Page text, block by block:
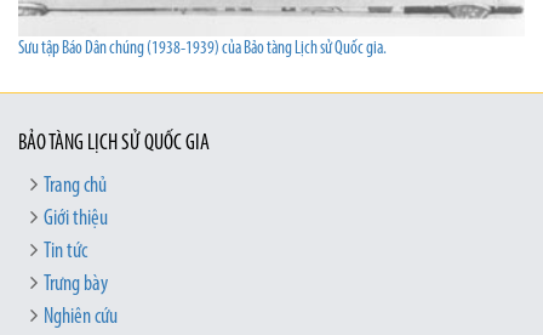
Sưu tập Báo Dân chúng (1938-1939) của Bảo tàng Lịch sử Quốc gia.
BẢO TÀNG LỊCH SỬ QUỐC GIA
Trang chủ
Giới thiệu
Tin tức
Trưng bày
Nghiên cứu